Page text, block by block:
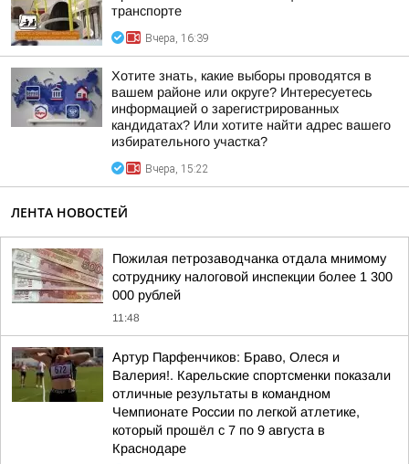
транспорте
Вчера, 16:39
Хотите знать, какие выборы проводятся в
вашем районе или округе? Интересуетесь
информацией о зарегистрированных
кандидатах? Или хотите найти адрес вашего
избирательного участка?
Вчера, 15:22
ЛЕНТА НОВОСТЕЙ
Пожилая петрозаводчанка отдала мнимому
сотруднику налоговой инспекции более 1 300
000 рублей
11:48
Артур Парфенчиков: Браво, Олеся и
Валерия!. Карельские спортсменки показали
отличные результаты в командном
Чемпионате России по легкой атлетике,
который прошёл с 7 по 9 августа в
Краснодаре